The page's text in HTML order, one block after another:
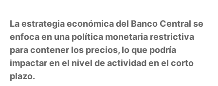
La estrategia económica del Banco Central se
enfoca en una política monetaria restrictiva
para contener los precios, lo que podría
impactar en el nivel de actividad en el corto
plazo.